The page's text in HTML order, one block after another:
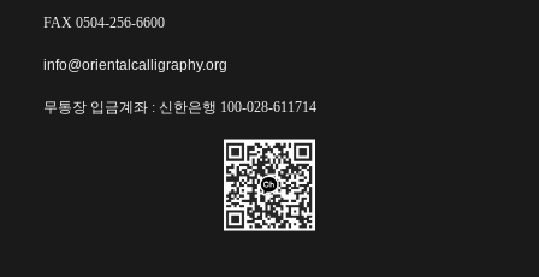
FAX 0504-256-6600
info@orientalcalligraphy.org
무통장 입금계좌 : 신한은행 100-028-611714